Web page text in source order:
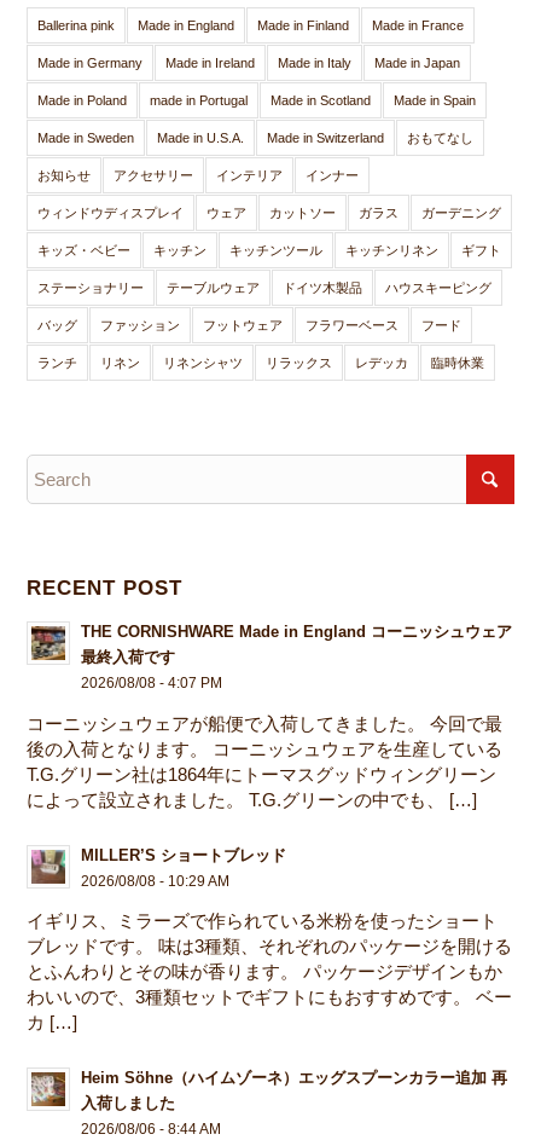
Ballerina pink Made in England Made in Finland Made in France
Made in Germany Made in Ireland Made in Italy Made in Japan
Made in Poland made in Portugal Made in Scotland Made in Spain
Made in Sweden Made in U.S.A. Made in Switzerland おもてなし
お知らせ アクセサリー インテリア インナー
ウィンドウディスプレイ ウェア カットソー ガラス ガーデニング
キッズ・ベビー キッチン キッチンツール キッチンリネン ギフト
ステーショナリー テーブルウェア ドイツ木製品 ハウスキーピング
バッグ ファッション フットウェア フラワーベース フード
ランチ リネン リネンシャツ リラックス レデッカ 臨時休業
RECENT POST
THE CORNISHWARE Made in England コーニッシュウェア
最終入荷です
2026/08/08 - 4:07 PM
コーニッシュウェアが船便で入荷してきました。 今回で最
後の入荷となります。 コーニッシュウェアを生産している
T.G.グリーン社は1864年にトーマスグッドウィングリーン
によって設立されました。 T.G.グリーンの中でも、 […]
MILLER’S ショートブレッド
2026/08/08 - 10:29 AM
イギリス、ミラーズで作られている米粉を使ったショート
ブレッドです。 味は3種類、それぞれのパッケージを開ける
とふんわりとその味が香ります。 パッケージデザインもか
わいいので、3種類セットでギフトにもおすすめです。 ベー
カ […]
Heim Söhne（ハイムゾーネ）エッグスプーンカラー追加 再
入荷しました
2026/08/06 - 8:44 AM